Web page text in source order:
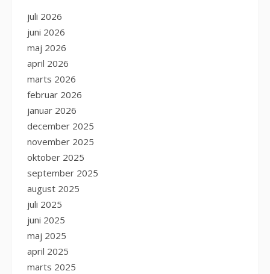
juli 2026
juni 2026
maj 2026
april 2026
marts 2026
februar 2026
januar 2026
december 2025
november 2025
oktober 2025
september 2025
august 2025
juli 2025
juni 2025
maj 2025
april 2025
marts 2025